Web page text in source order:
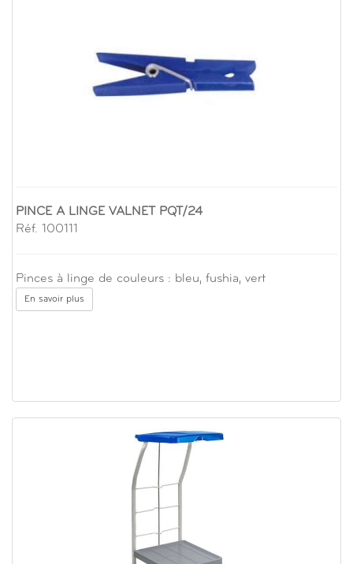
PINCE A LINGE VALNET PQT/24
Réf. 100111
Pinces à linge de couleurs : bleu, fushia, vert
En savoir plus